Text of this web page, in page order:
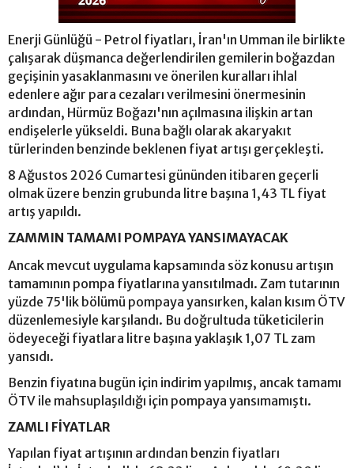
Enerji Günlüğü - Petrol fiyatları, İran'ın Umman ile birlikte
çalışarak düşmanca değerlendirilen gemilerin boğazdan
geçişinin yasaklanmasını ve önerilen kuralları ihlal
edenlere ağır para cezaları verilmesini önermesinin
ardından, Hürmüz Boğazı'nın açılmasına ilişkin artan
endişelerle yükseldi. Buna bağlı olarak akaryakıt
türlerinden benzinde beklenen fiyat artışı gerçekleşti.
8 Ağustos 2026 Cumartesi gününden itibaren geçerli
olmak üzere benzin grubunda litre başına 1,43 TL fiyat
artış yapıldı.
ZAMMIN TAMAMI POMPAYA YANSIMAYACAK
Ancak mevcut uygulama kapsamında söz konusu artışın
tamamının pompa fiyatlarına yansıtılmadı. Zam tutarının
yüzde 75'lik bölümü pompaya yansırken, kalan kısım ÖTV
düzenlemesiyle karşılandı. Bu doğrultuda tüketicilerin
ödeyeceği fiyatlara litre başına yaklaşık 1,07 TL zam
yansıdı.
Benzin fiyatına bugün için indirim yapılmış, ancak tamamı
ÖTV ile mahsuplaşıldığı için pompaya yansımamıştı.
ZAMLI FİYATLAR
Yapılan fiyat artışının ardından benzin fiyatları